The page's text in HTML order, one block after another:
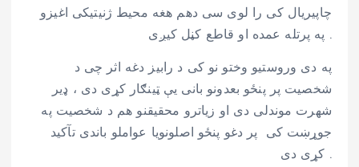
چاپیریال کی را لوی سی دهم هغه محیط ژنیتیکی اغیزو
په پرتله عمده او قاطع کڼل کیږی .
په دی وروستیو وختو نو کی د رابیز دغه اثر چی د
شخصیت پر پنځو بعدونو بانی یې ټینګار کړی دی ، ډیر
شهرت موندلی دی او زیاترو محقیقنو هم د شخصیت په
جوړښت کی پر دغو پنځو اصلونویا عواملو باندی تآکید
کړی دی .